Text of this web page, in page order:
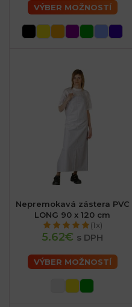
VÝBER MOŽNOSTÍ
Nepremokavá zástera PVC
LONG 90 x 120 cm
(1x)
5.62€ s DPH
VÝBER MOŽNOSTÍ